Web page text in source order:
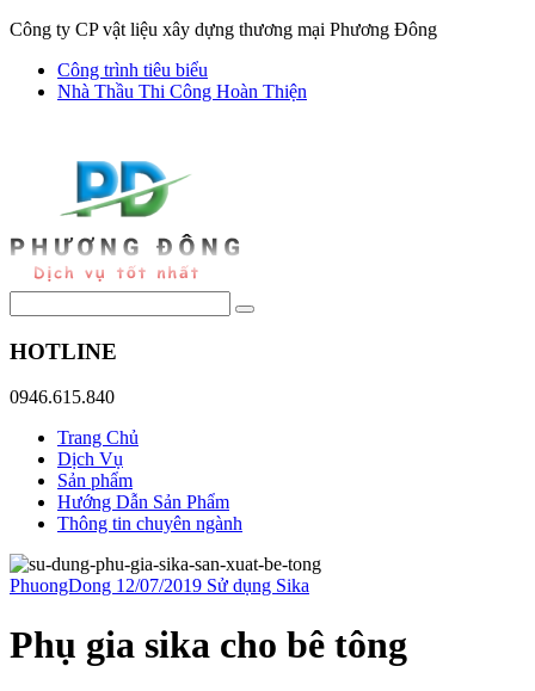
Công ty CP vật liệu xây dựng thương mại Phương Đông
Công trình tiêu biểu
Nhà Thầu Thi Công Hoàn Thiện
HOTLINE
0946.615.840
Trang Chủ
Dịch Vụ
Sản phẩm
Hướng Dẫn Sản Phẩm
Thông tin chuyên ngành
PhuongDong 12/07/2019 Sử dụng Sika
Phụ gia sika cho bê tông